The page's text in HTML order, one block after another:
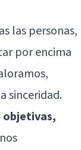
las personas,
por encima
sinceridad.
objetivas,